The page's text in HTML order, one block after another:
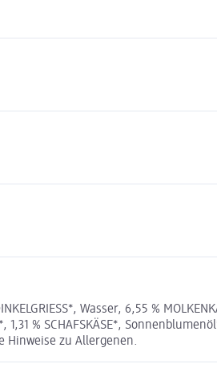
Wasser, 6,55 %
% SCHAFSKÄSE*,
Hinweise zu Allergenen.